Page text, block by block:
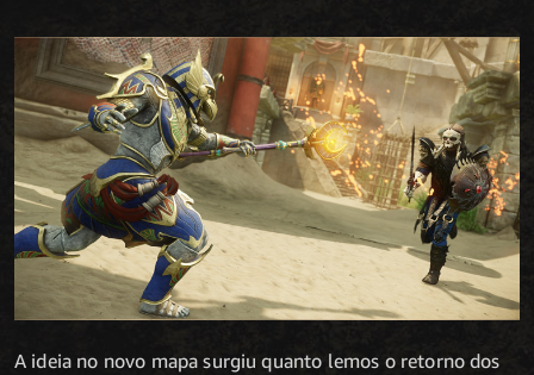
A ideia no novo mapa surgiu quanto lemos o retorno dos